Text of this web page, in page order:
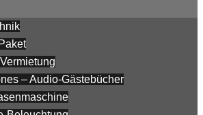
– Audio-Gästebücher